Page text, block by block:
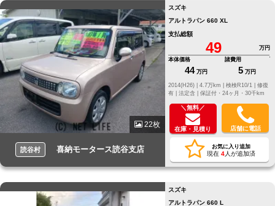
22枚
読谷村 喜納モータース読谷支店
スズキ
アルトラパン 660 XL
支払総額
49
万円
本体価格
44 万円
諸費用
5 万円
修復
有 | 法定含 | 保証付・24ヶ月・30千km
＼無料／
在庫・見積り 店舗に電話
お気に入り追加
現在 4人が追加済
スズキ
アルトラパン 660 L